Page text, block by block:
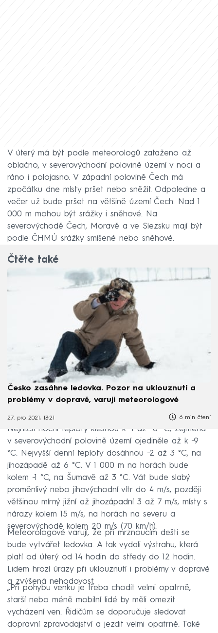
V úterý má být podle meteorologů zataženo až
oblačno, v severovýchodní polovině území v noci a
ráno i polojasno. V západní polovině Čech má
zpočátku dne místy pršet nebo sněžit. Odpoledne a
večer už bude pršet na většině území Čech. Nad 1
000 m mohou být srážky i sněhové. Na
severovýchodě Čech, Moravě a ve Slezsku mají být
podle ČHMÚ srážky smíšené nebo sněhové.
Čtěte také
Česko zasáhne ledovka. Pozor na uklouznutí a
problémy v dopravě, varují meteorologové
27. pro 2021, 13:21 6 min čtení
Nejnižší noční teploty klesnou k −1 až −6 °C, zejména
v severovýchodní polovině území ojediněle až k −9
°C. Nejvyšší denní teploty dosáhnou −2 až 3 °C, na
jihozápadě až 6 °C. V 1 000 m na horách bude
kolem −1 °C, na Šumavě až 3 °C. Vát bude slabý
proměnlivý nebo jihovýchodní vítr do 4 m/s, později
většinou mírný jižní až jihozápadní 3 až 7 m/s, místy s
nárazy kolem 15 m/s, na horách na severu a
severovýchodě kolem 20 m/s (70 km/h).
Meteorologové varují, že při mrznoucím dešti se
bude vytvářet ledovka. A tak vydali výstrahu, která
platí od úterý od 14 hodin do středy do 12 hodin.
Lidem hrozí úrazy při uklouznutí i problémy v dopravě
a zvýšená nehodovost.
„Při pohybu venku je třeba chodit velmi opatrně,
starší nebo méně mobilní lidé by měli omezit
vycházení ven. Řidičům se doporučuje sledovat
dopravní zpravodajství a jezdit velmi opatrně. Také